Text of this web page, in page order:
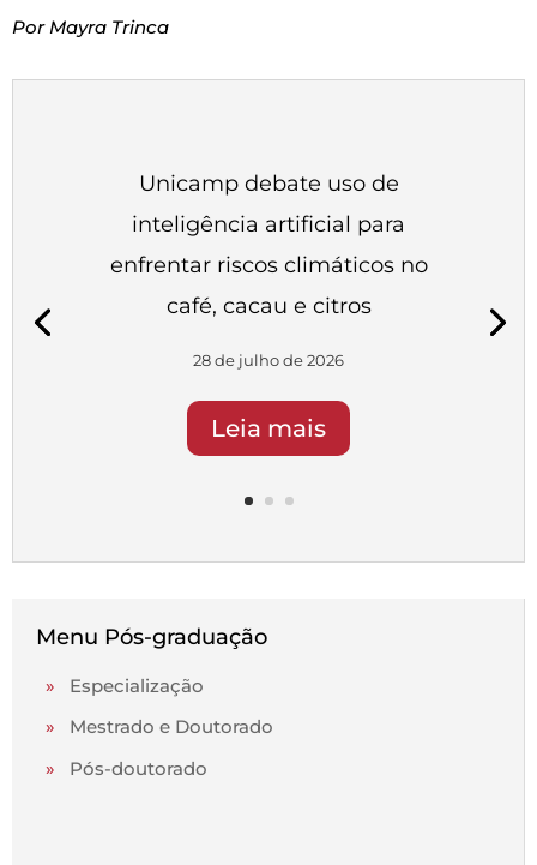
Por Mayra Trinca
Unicamp debate uso de
inteligência artificial para
enfrentar riscos climáticos no
café, cacau e citros
28 de julho de 2026
Leia mais
Menu Pós-graduação
» Especialização
» Mestrado e Doutorado
» Pós-doutorado